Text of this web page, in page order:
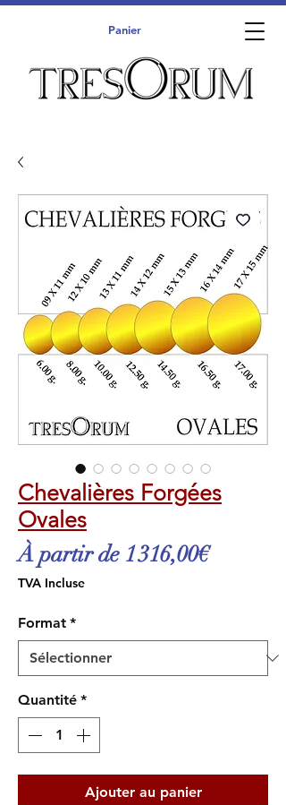
Panier
Chevalières Forgées
Ovales
À partir de 1 316,00€Prix
TVA Incluse
Format *
Quantité *
Ajouter au panier